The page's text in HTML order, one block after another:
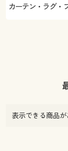
カーテン・ラグ・
表示できる商品が